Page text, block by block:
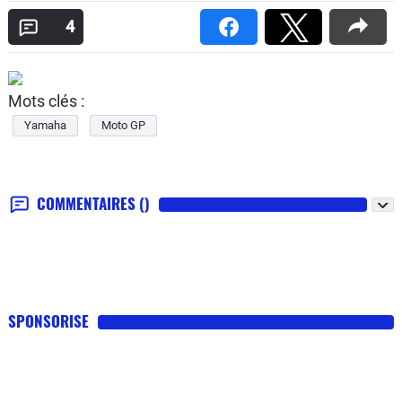
4
Mots clés :
Yamaha Moto GP
COMMENTAIRES ()
SPONSORISE